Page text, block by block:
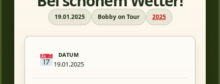
19.01.2025 Bobby on Tour 2025
DATUM
19.01.2025